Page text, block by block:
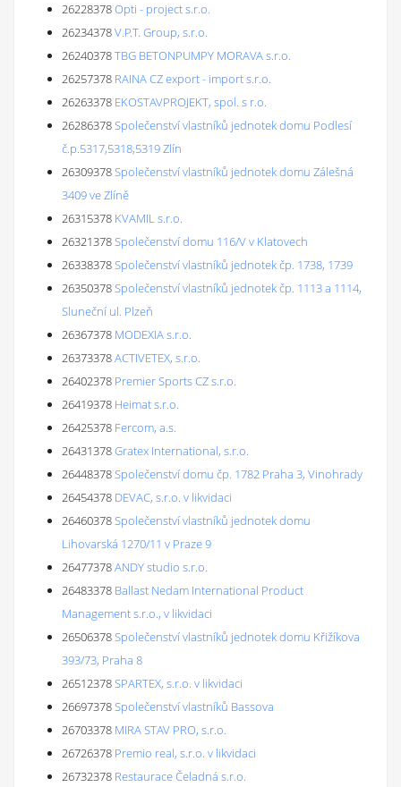
26228378Opti - project s.r.o.
26234378V.P.T. Group, s.r.o.
26240378TBG BETONPUMPY MORAVA s.r.o.
26257378 RAINA CZ export - import s.r.o.
26263378 EKOSTAVPROJEKT, spol. s r.o.
26286378Společenství vlastníků jednotek domu Podlesí
č.p.5317,5318,5319 Zlín
26309378Společenství vlastníků jednotek domu Zálešná
3409 ve Zlíně
26315378 KVAMIL s.r.o.
26321378Společenství domu 116/V v Klatovech
26338378Společenství vlastníků jednotek čp. 1738, 1739
26350378Společenství vlastníků jednotek čp. 1113 a 1114,
Sluneční ul. Plzeň
26367378 MODEXIA s.r.o.
26373378ACTIVETEX, s.r.o.
26402378 Premier Sports CZ s.r.o.
26419378 Heimat s.r.o.
26425378 Fercom, a.s.
26431378Gratex International, s.r.o.
26448378Společenství domu čp. 1782 Praha 3, Vinohrady
26454378 DEVAC, s.r.o. v likvidaci
26460378Společenství vlastníků jednotek domu
Lihovarská 1270/11 v Praze 9
26477378ANDY studio s.r.o.
26483378 Ballast Nedam International Product
Management s.r.o., v likvidaci
26506378Společenství vlastníků jednotek domu Křižíkova
393/73, Praha 8
26512378SPARTEX, s.r.o. v likvidaci
26697378Společenství vlastníků Bassova
26703378 MIRA STAV PRO, s.r.o.
26726378 Premio real, s.r.o. v likvidaci
26732378 Restaurace Čeladná s.r.o.